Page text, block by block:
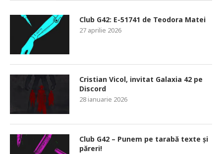
Club G42: E-51741 de Teodora Matei
27 aprilie 2026
Cristian Vicol, invitat Galaxia 42 pe
Discord
28 ianuarie 2026
Club G42 – Punem pe tarabă texte și
păreri!